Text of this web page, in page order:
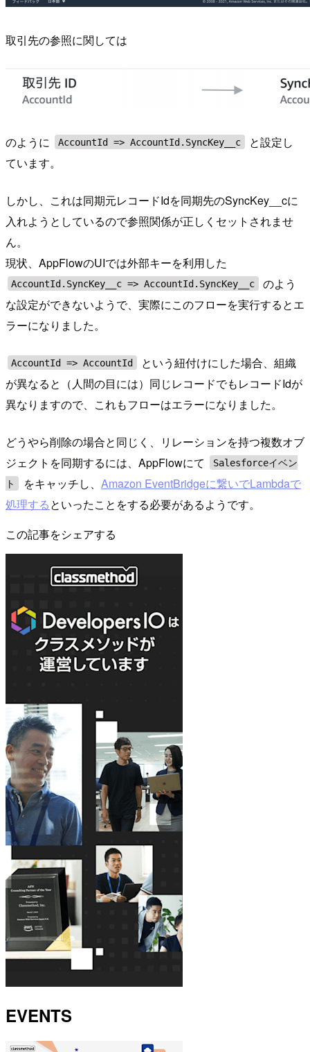
取引先の参照に関しては
のように AccountId => AccountId.SyncKey__c
と設定し
ています。
しかし、これは同期元レコードIdを同期先のSyncKey__cに
入れようとしているので参照関係が正しくセットされませ
ん。
現状、AppFlowのUIでは外部キーを利用した
AccountId.SyncKey__c => AccountId.SyncKey__c
のよう
な設定ができないようで、実際にこのフローを実行するとエ
ラーになりました。
AccountId => AccountId
という紐付けにした場合、組織
が異なると（人間の目には）同じレコードでもレコードIdが
異なりますので、これもフローはエラーになりました。
どうやら削除の場合と同じく、リレーションを持つ複数オブ
ジェクトを同期するには、AppFlowにて
Salesforceイベン
ト
をキャッチし、Amazon EventBridgeに繋いでLambdaで
処理するといったことをする必要があるようです。
この記事をシェアする
EVENTS